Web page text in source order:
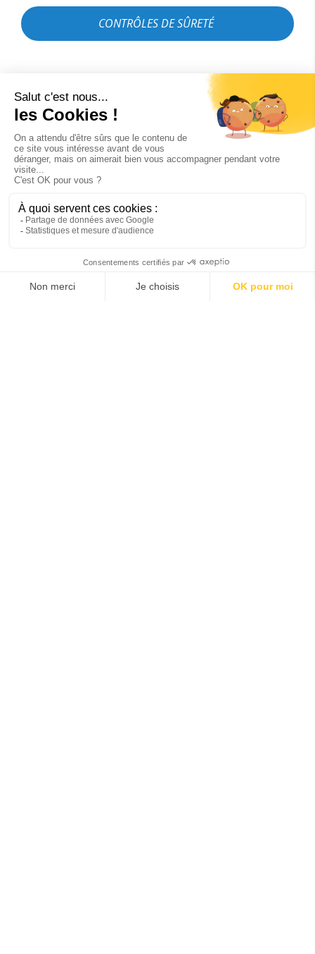
CONTRÔLES DE SÛRETÉ
L'aéroport de Perpignan dispose d'équipements adaptés
afin de faciliter le voyage des personnes en situation de
handicap et/ou à mobilité réduite. Nous disposons
notamment de 3 passerelles Aviramp sans marches afin
de faciliter les embarquements et débarquements.
La circulation dans l'ensemble du terminal est adaptée à
l'accueil des personnes à mobilité réduite. Des espaces
d'attente vous sont dédiés.
sur le parking principal et sur la dépose minute.